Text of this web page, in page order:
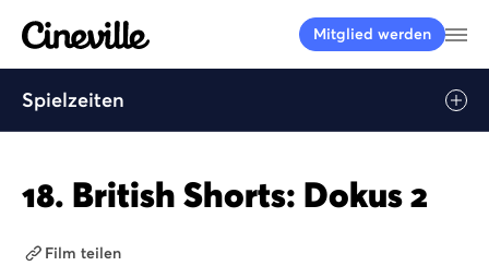
Cineville Logo
Mitglied werden
Spielzeiten
18. British Shorts: Dokus 2
Film teilen